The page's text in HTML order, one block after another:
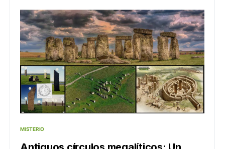
MISTERIO